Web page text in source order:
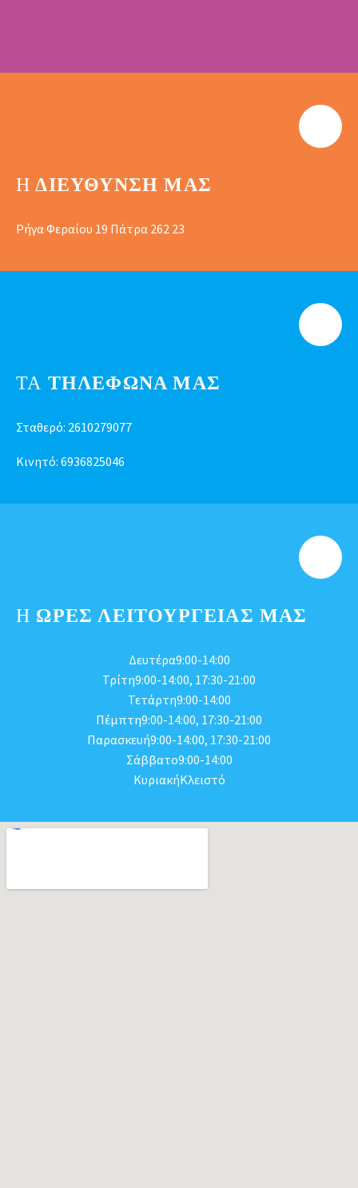
Η ΔΙΕΎΘΥΝΣΗ ΜΑΣ
Ρήγα Φεραίου 19 Πάτρα 262 23
ΤΑ ΤΗΛΕΦΩΝΑ ΜΑΣ
Σταθερό: 2610279077
Κινητό: 6936825046
Η ΩΡΕΣ ΛΕΙΤΟΥΡΓΕΊΑΣ ΜΑΣ
Δευτέρα9:00-14:00
Τρίτη9:00-14:00, 17:30-21:00
Τετάρτη9:00-14:00
Πέμπτη9:00-14:00, 17:30-21:00
Παρασκευή9:00-14:00, 17:30-21:00
Σάββατο9:00-14:00
ΚυριακήΚλειστό